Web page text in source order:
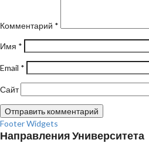
Комментарий *
Имя *
Email *
Сайт
Footer Widgets
Направления Университета